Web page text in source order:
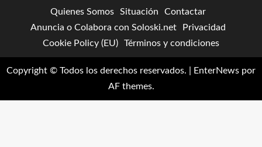
Quienes Somos Situación
Contactar
Anuncia o Colabora con Soloski.net
Privacidad
Cookie Policy (EU)
Términos y condiciones
Copyright © Todos los derechos reservados. EnterNews por
AF themes.